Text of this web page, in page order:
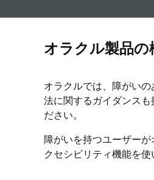
オラクル製品
オラクルでは、障がい
法に関するガイダンス
ださい。
障がいを持つユーザー
クセシビリティ機能を使